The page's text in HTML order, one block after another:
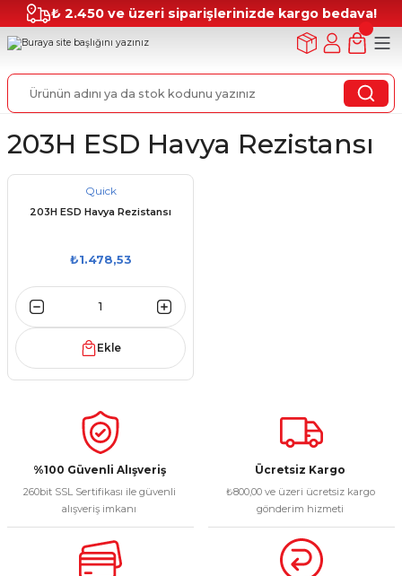
₺ 2.450 ve üzeri siparişlerinizde kargo bedava!
203H ESD Havya Rezistansı
Quick
203H ESD Havya Rezistansı
₺1.478,53
Ekle
%100 Güvenli Alışveriş
260bit SSL Sertifikası ile güvenli
alışveriş imkanı
Ücretsiz Kargo
₺800,00 ve üzeri ücretsiz kargo
gönderim hizmeti